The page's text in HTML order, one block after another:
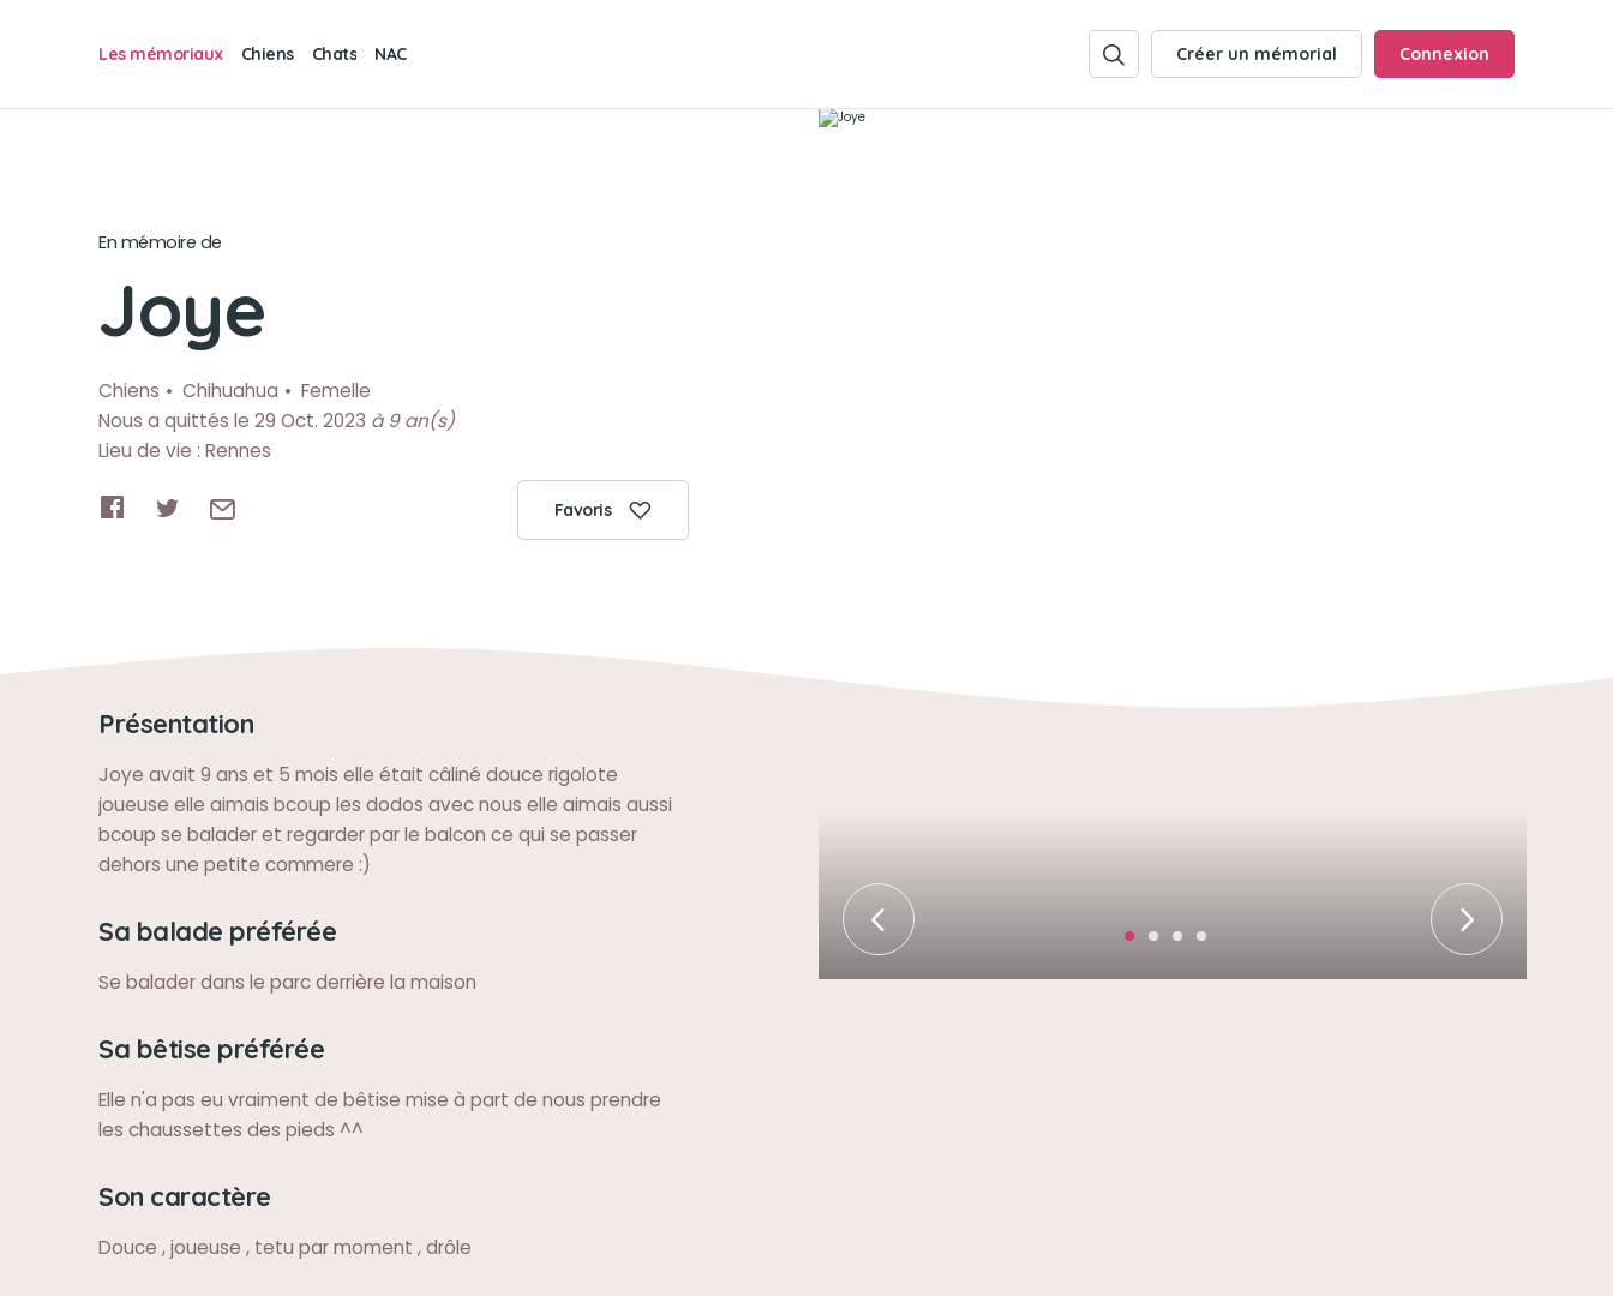
Les mémoriaux Chiens Chats NAC Créer un mémorial Connexion
En mémoire de
Joye
Chiens Chihuahua
Femelle
Nous a quittés le 29 Oct. 2023 à 9 an(s)
Lieu de vie : Rennes
Favoris
Présentation
Joye avait 9 ans et 5 mois elle était câliné douce rigolote
joueuse elle aimais bcoup les dodos avec nous elle aimais aussi
bcoup se balader et regarder par le balcon ce qui se passer
dehors une petite commere :)
Sa balade préférée
Se balader dans le parc derrière la maison
Sa bêtise préférée
Elle n'a pas eu vraiment de bêtise mise à part de nous prendre
les chaussettes des pieds ^^
Son caractère
Douce , joueuse , tetu par moment , drôle